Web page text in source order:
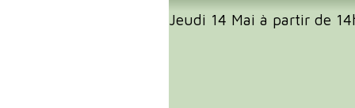
Jeudi 14 Mai à partir de